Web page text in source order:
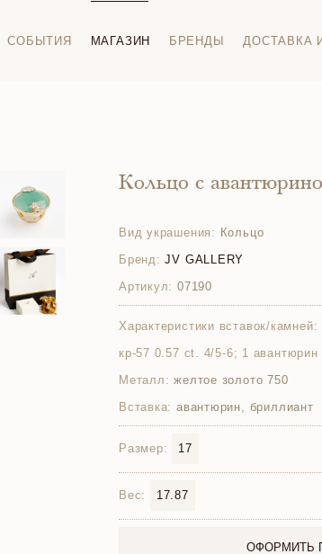
СОБЫТИЯ МАГАЗИН БРЕНДЫ ДОСТАВКА
Кольцо с
Вид украшения: Кольцо
Бренд: JV GALLERY
Артикул: 07190
Характеристики вставок/камней:
кр-57 0.57 ct. 4/5-6; 1
Металл: желтое золото 750
Вставка: авантюрин, бриллиант
Размер: 17
Вес: 17.87
ОФОРМИТЬ